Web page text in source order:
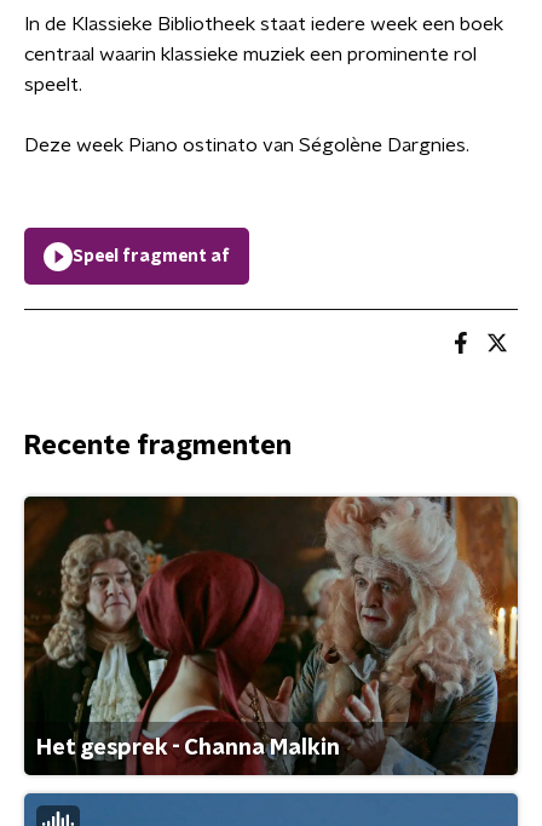
In de Klassieke Bibliotheek staat iedere week een boek
centraal waarin klassieke muziek een prominente rol
speelt.
Deze week Piano ostinato van Ségolène Dargnies.
Speel fragment af
Recente fragmenten
Het gesprek - Channa Malkin